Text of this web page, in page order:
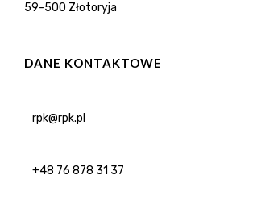
59-500 Złotoryja
DANE KONTAKTOWE
rpk@rpk.pl
+48 76 878 31 37